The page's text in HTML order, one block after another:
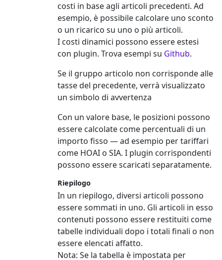
costi in base agli articoli precedenti. Ad
esempio, è possibile calcolare uno sconto
o un ricarico su uno o più articoli.
I costi dinamici possono essere estesi
con plugin. Trova esempi su Github.
Se il gruppo articolo non corrisponde alle
tasse del precedente, verrà visualizzato
un simbolo di avvertenza
Con un valore base, le posizioni possono
essere calcolate come percentuali di un
importo fisso — ad esempio per tariffari
come HOAI o SIA. I plugin corrispondenti
possono essere scaricati separatamente.
Riepilogo
In un riepilogo, diversi articoli possono
essere sommati in uno. Gli articoli in esso
contenuti possono essere restituiti come
tabelle individuali dopo i totali finali o non
essere elencati affatto.
Nota: Se la tabella è impostata per